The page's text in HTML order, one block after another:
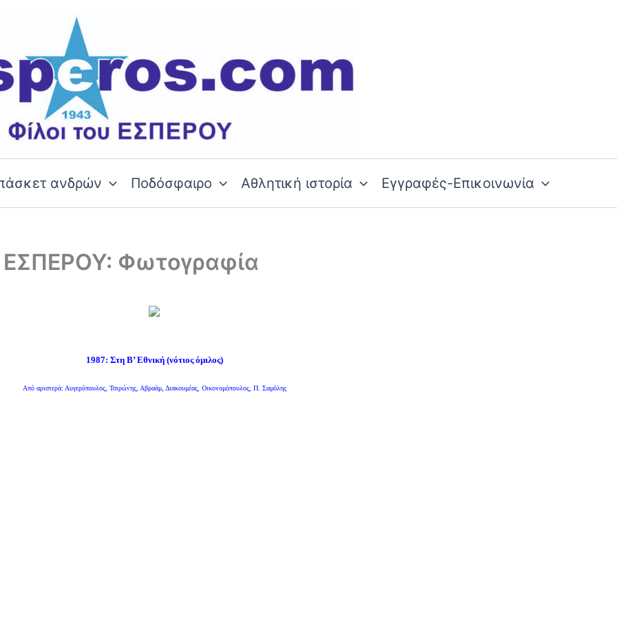
ανδρών Ποδόσφαιρο Αθλητική ιστορία Εγγραφές-Επικοινωνία
ΕΣΠΕΡΟΥ: Φωτογραφία
1987: Στη Β’ Εθνική (νότιος όμιλος)
Από αριστερά: Αυγερόπουλος, Τσιρώνης, Αβραάμ, Διακουμέας, Οικονομόπουλος, Π. Σαμόλης